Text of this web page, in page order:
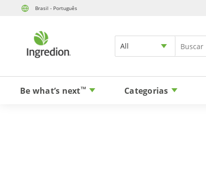
Brasil - Português
All
Be what’s nextTM Categorias